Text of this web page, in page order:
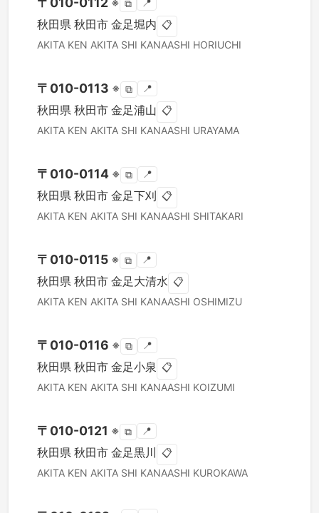
※ ⧉ 📍
秋田県 秋田市 金足堀内 📋
AKITA KEN AKITA SHI KANAASHI HORIUCHI
〒 010-0113 ※ ⧉ 📍
秋田県 秋田市 金足浦山 📋
AKITA KEN AKITA SHI KANAASHI URAYAMA
〒 010-0114 ※ ⧉ 📍
秋田県 秋田市 金足下刈 📋
AKITA KEN AKITA SHI KANAASHI SHITAKARI
〒 010-0115 ※ ⧉ 📍
秋田県 秋田市 金足大清水 📋
AKITA KEN AKITA SHI KANAASHI OSHIMIZU
〒 010-0116 ※ ⧉ 📍
秋田県 秋田市 金足小泉 📋
AKITA KEN AKITA SHI KANAASHI KOIZUMI
〒 010-0121 ※ ⧉ 📍
秋田県 秋田市 金足黒川 📋
AKITA KEN AKITA SHI KANAASHI KUROKAWA